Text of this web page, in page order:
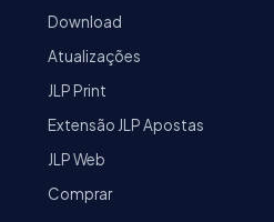
Download
Atualizações
JLP Print
Extensão JLP Apostas
JLP Web
Comprar